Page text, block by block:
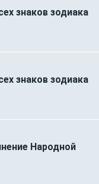
знаков зодиака
знаков зодиака
Народной